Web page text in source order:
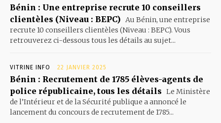
Bénin : Une entreprise recrute 10 conseillers
clientèles (Niveau : BEPC) Au Bénin, une entreprise
recrute 10 conseillers clientèles (Niveau : BEPC). Vous
retrouverez ci-dessous tous les détails au sujet...
VITRINE INFO 22 JANVIER 2025
Bénin : Recrutement de 1785 élèves-agents de
police républicaine, tous les détails Le Ministère
de l’Intérieur et de la Sécurité publique a annoncé le
lancement du concours de recrutement de 1785...